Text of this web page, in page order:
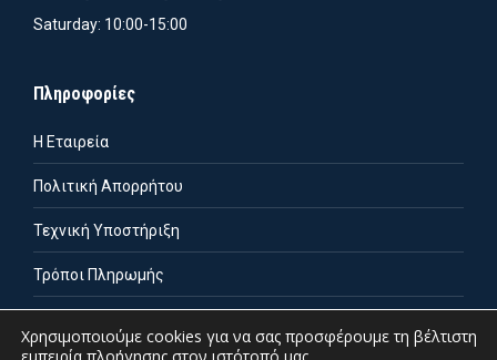
Saturday: 10:00-15:00
Πληροφορίες
Η Εταιρεία
Πολιτική Απορρήτου
Τεχνική Υποστήριξη
Τρόποι Πληρωμής
Χρησιμοποιούμε cookies για να σας προσφέρουμε τη βέλτιστη